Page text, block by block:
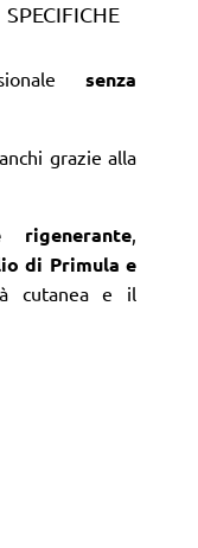
SPECIFICHE
senza
grazie alla
,
di Primula e
cutanea e il